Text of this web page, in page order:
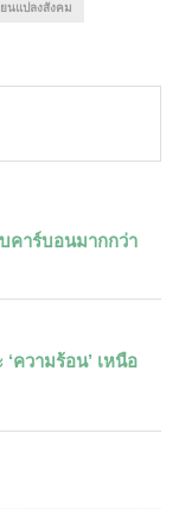
ยนแปลงสังคม
คาร์บอนมากกว่า
ความร้อน’ เหนือ